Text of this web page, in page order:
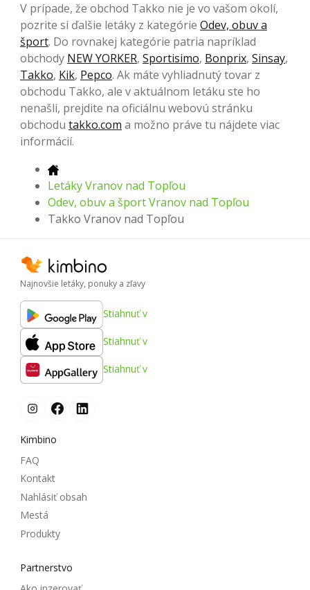
V prípade, že obchod Takko nie je vo vašom okolí,
pozrite si ďalšie letáky z kategórie Odev, obuv a
šport. Do rovnakej kategórie patria napríklad
obchody NEW YORKER, Sportisimo, Bonprix, Sinsay,
Takko, Kik, Pepco. Ak máte vyhliadnutý tovar z
obchodu Takko, ale v aktuálnom letáku ste ho
nenašli, prejdite na oficiálnu webovú stránku
obchodu takko.com a možno práve tu nájdete viac
informácií.
Letáky Vranov nad Topľou
Odev, obuv a šport Vranov nad Topľou
Takko Vranov nad Topľou
Najnovšie letáky, ponuky a zľavy
Stiahnuť v
Stiahnuť v
Stiahnuť v
Kimbino
FAQ
Kontakt
Nahlásiť obsah
Mestá
Produkty
Partnerstvo